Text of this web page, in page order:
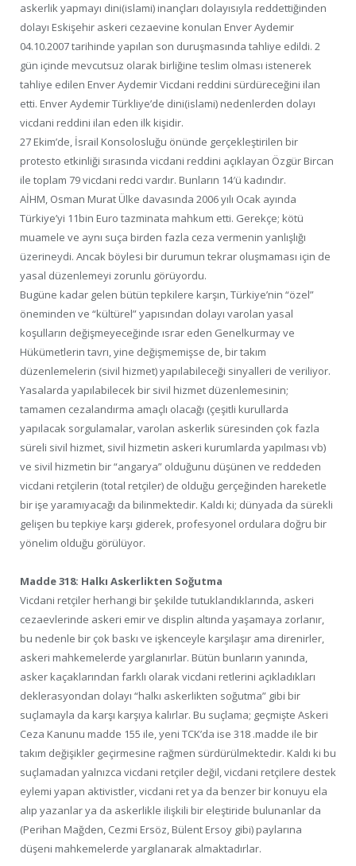
askerlik yapmayı dini(islami) inançları dolayısıyla reddettiğinden
dolayı Eskişehir askeri cezaevine konulan Enver Aydemir
04.10.2007 tarihinde yapılan son duruşmasında tahliye edildi. 2
gün içinde mevcutsuz olarak birliğine teslim olması istenerek
tahliye edilen Enver Aydemir Vicdani reddini sürdüreceğini ilan
etti. Enver Aydemir Türkliye’de dini(islami) nedenlerden dolayı
vicdani reddini ilan eden ilk kişidir.
27 Ekim’de, İsrail Konsolosluğu önünde gerçekleştirilen bir
protesto etkinliği sırasında vicdani reddini açıklayan Özgür Bircan
ile toplam 79 vicdani redci vardır. Bunların 14′ü kadındır.
AİHM, Osman Murat Ülke davasında 2006 yılı Ocak ayında
Türkiye’yi 11bin Euro tazminata mahkum etti. Gerekçe; kötü
muamele ve aynı suça birden fazla ceza vermenin yanlışlığı
üzerineydi. Ancak böylesi bir durumun tekrar oluşmaması için de
yasal düzenlemeyi zorunlu görüyordu.
Bugüne kadar gelen bütün tepkilere karşın, Türkiye’nin “özel”
öneminden ve “kültürel” yapısından dolayı varolan yasal
koşulların değişmeyeceğinde ısrar eden Genelkurmay ve
Hükümetlerin tavrı, yine değişmemişse de, bir takım
düzenlemelerin (sivil hizmet) yapılabileceği sinyalleri de veriliyor.
Yasalarda yapılabilecek bir sivil hizmet düzenlemesinin;
tamamen cezalandırma amaçlı olacağı (çeşitli kurullarda
yapılacak sorgulamalar, varolan askerlik süresinden çok fazla
süreli sivil hizmet, sivil hizmetin askeri kurumlarda yapılması vb)
ve sivil hizmetin bir “angarya” olduğunu düşünen ve reddeden
vicdani retçilerin (total retçiler) de olduğu gerçeğinden hareketle
bir işe yaramıyacağı da bilinmektedir. Kaldı ki; dünyada da sürekli
gelişen bu tepkiye karşı giderek, profesyonel ordulara doğru bir
yönelim olduğu görülüyor.
Madde 318: Halkı Askerlikten Soğutma
Vicdani retçiler herhangi bir şekilde tutuklandıklarında, askeri
cezaevlerinde askeri emir ve displin altında yaşamaya zorlanır,
bu nedenle bir çok baskı ve işkenceyle karşılaşır ama direnirler,
askeri mahkemelerde yargılanırlar. Bütün bunların yanında,
asker kaçaklarından farklı olarak vicdani retlerini açıkladıkları
deklerasyondan dolayı “halkı askerlikten soğutma” gibi bir
suçlamayla da karşı karşıya kalırlar. Bu suçlama; geçmişte Askeri
Ceza Kanunu madde 155 ile, yeni TCK’da ise 318 .madde ile bir
takım değişikler geçirmesine rağmen sürdürülmektedir. Kaldı ki bu
suçlamadan yalnızca vicdani retçiler değil, vicdani retçilere destek
eylemi yapan aktivistler, vicdani ret ya da benzer bir konuyu ela
alıp yazanlar ya da askerlikle ilişkili bir eleştiride bulunanlar da
(Perihan Mağden, Cezmi Ersöz, Bülent Ersoy gibi) paylarına
düşeni mahkemelerde yargılanarak almaktadırlar.